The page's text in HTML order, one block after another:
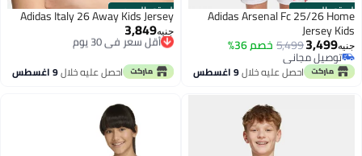
الستور الرسمي
Adidas Arsenal Fc 25/26 Home
Jersey Kids
جنيه3,499
5,499خصم 36%
توصيل مجاني
توصيل مجانياحصل عليه خلال9 اغسطس
الستور الرسمي
Adidas Italy 26 Away Kids Jersey
جنيه3,849
أقل سعر في 30 يوم
توصيل مجاني
احصل عليه خلال9 اغسطس